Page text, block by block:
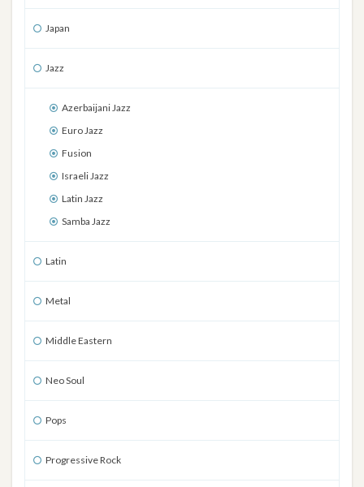
Japan
Jazz
Azerbaijani Jazz
Euro Jazz
Fusion
Israeli Jazz
Latin Jazz
Samba Jazz
Latin
Metal
Middle Eastern
Neo Soul
Pops
Progressive Rock